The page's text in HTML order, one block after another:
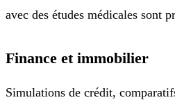
avec des études médicales sont
Finance et immobilier
Simulations de crédit,